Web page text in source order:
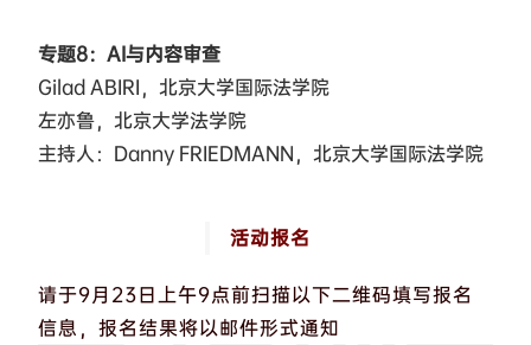
专题8：AI与内容审查
Gilad ABIRI，北京大学国际法学院
左亦鲁，北京大学法学院
主持人：Danny FRIEDMANN，北京大学国际法学院
活动报名
请于9月23日上午9点前扫描以下二维码填写报名
信息，报名结果将以邮件形式通知